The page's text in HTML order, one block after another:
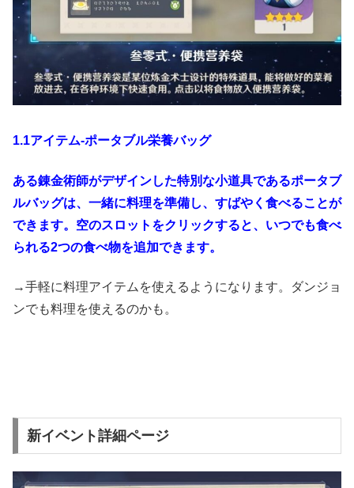
1.1アイテム-ポータブル栄養バッグ
ある錬金術師がデザインした特別な小道具であるポータブ
ルバッグは、一緒に料理を準備し、すばやく食べることが
できます。空のスロットをクリックすると、いつでも食べ
られる2つの食べ物を追加できます。
→手軽に料理アイテムを使えるようになります。ダンジョ
ンでも料理を使えるのかも。
新イベント詳細ページ